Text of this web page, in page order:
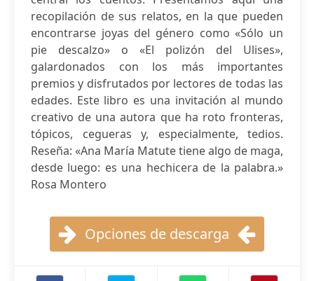
recopilación de sus relatos, en la que pueden
encontrarse joyas del género como «Sólo un
pie descalzo» o «El polizón del Ulises»,
galardonados con los más importantes
premios y disfrutados por lectores de todas las
edades. Este libro es una invitación al mundo
creativo de una autora que ha roto fronteras,
tópicos, cegueras y, especialmente, tedios.
Reseña: «Ana María Matute tiene algo de maga,
desde luego: es una hechicera de la palabra.»
Rosa Montero
Opciones de descarga